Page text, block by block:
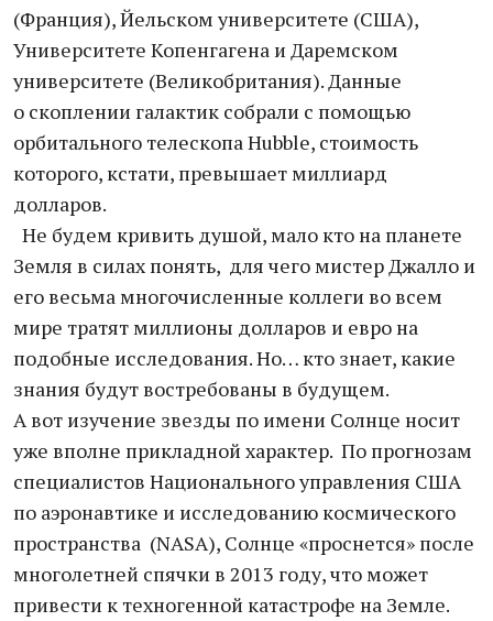
(Франция), Йельском университете (США),
Университете Копенгагена и Даремском
университете (Великобритания). Данные
о скоплении галактик собрали с помощью
орбитального телескопа Hubble, стоимость
которого, кстати, превышает миллиард
долларов.
Не будем кривить душой, мало кто на планете
Земля в силах понять, для чего мистер Джалло и
его весьма многочисленные коллеги во всем
мире тратят миллионы долларов и евро на
подобные исследования. Но… кто знает, какие
знания будут востребованы в будущем.
А вот изучение звезды по имени Солнце носит
уже вполне прикладной характер. По прогнозам
специалистов Национального управления США
по аэронавтике и исследованию космического
пространства (NASA), Солнце «проснется» после
многолетней спячки в 2013 году, что может
привести к техногенной катастрофе на Земле.